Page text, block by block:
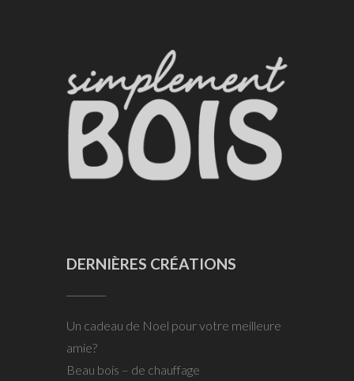
DERNIÈRES CRÉATIONS
Un cadeau de Noel pour votre meilleure
amie?
Beau bois – de chauffage